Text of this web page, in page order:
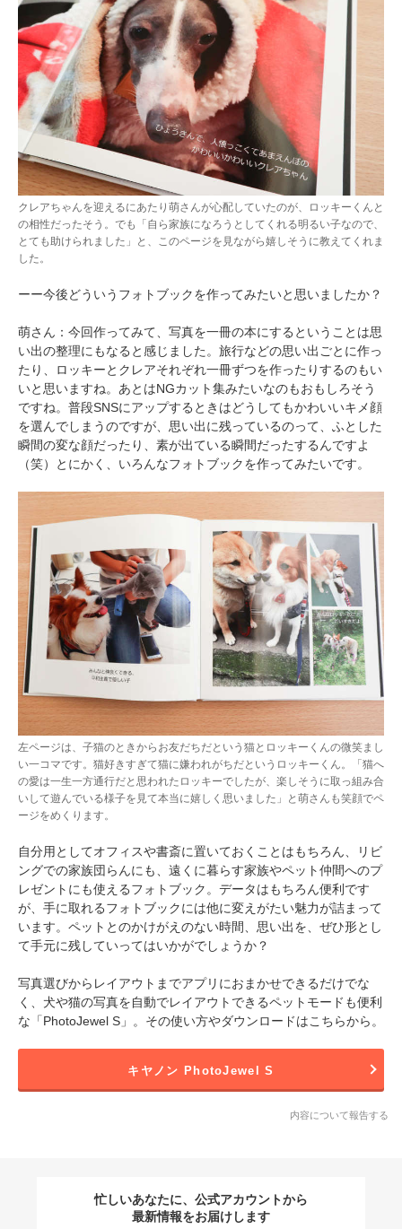
クレアちゃんを迎えるにあたり萌さんが心配していたのが、ロッキーくんと
の相性だったそう。でも「自ら家族になろうとしてくれる明るい子なので、
とても助けられました」と、このページを見ながら嬉しそうに教えてくれま
した。
ーー今後どういうフォトブックを作ってみたいと思いましたか？
萌さん：今回作ってみて、写真を一冊の本にするということは思
い出の整理にもなると感じました。旅行などの思い出ごとに作っ
たり、ロッキーとクレアそれぞれ一冊ずつを作ったりするのもい
いと思いますね。あとはNGカット集みたいなのもおもしろそう
ですね。普段SNSにアップするときはどうしてもかわいいキメ顔
を選んでしまうのですが、思い出に残っているのって、ふとした
瞬間の変な顔だったり、素が出ている瞬間だったするんですよ
（笑）とにかく、いろんなフォトブックを作ってみたいです。
左ページは、子猫のときからお友だちだという猫とロッキーくんの微笑まし
い一コマです。猫好きすぎて猫に嫌われがちだというロッキーくん。「猫へ
の愛は一生一方通行だと思われたロッキーでしたが、楽しそうに取っ組み合
いして遊んでいる様子を見て本当に嬉しく思いました」と萌さんも笑顔でペ
ージをめくります。
自分用としてオフィスや書斎に置いておくことはもちろん、リビ
ングでの家族団らんにも、遠くに暮らす家族やペット仲間へのプ
レゼントにも使えるフォトブック。データはもちろん便利です
が、手に取れるフォトブックには他に変えがたい魅力が詰まって
います。ペットとのかけがえのない時間、思い出を、ぜひ形とし
て手元に残していってはいかがでしょうか？
写真選びからレイアウトまでアプリにおまかせできるだけでな
く、犬や猫の写真を自動でレイアウトできるペットモードも便利
な「PhotoJewel S」。その使い方やダウンロードはこちらから。
キヤノン PhotoJewel S
内容について報告する
忙しいあなたに、公式アカウントから
最新情報をお届けします